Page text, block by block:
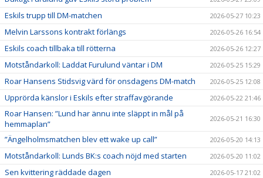
Eskils trupp till DM-matchen 2026-05-27 10:23
Melvin Larssons kontrakt förlängs 2026-05-26 16:54
Eskils coach tillbaka till rötterna 2026-05-26 12:27
Motståndarkoll: Laddat Furulund väntar i DM 2026-05-25 15:29
Roar Hansens Stidsvig värd för onsdagens DM-match 2026-05-25 12:08
Upprörda känslor i Eskils efter straffavgörande 2026-05-22 21:46
Roar Hansen: ”Lund har ännu inte släppt in mål på
hemmaplan”
2026-05-21 16:30
”Ängelholmsmatchen blev ett wake up call” 2026-05-20 14:13
Motståndarkoll: Lunds BK:s coach nöjd med starten 2026-05-20 11:02
Sen kvittering räddade dagen 2026-05-17 21:02